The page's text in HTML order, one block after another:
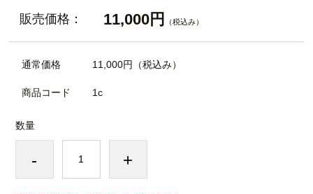
販売価格： 11,000円 （税込み）
通常価格 11,000円 （税込み）
商品コード 1c
数量
- +